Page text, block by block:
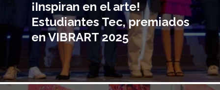
¡Inspiran en el arte!
Estudiantes Tec, premiados
en VIBRART 2025